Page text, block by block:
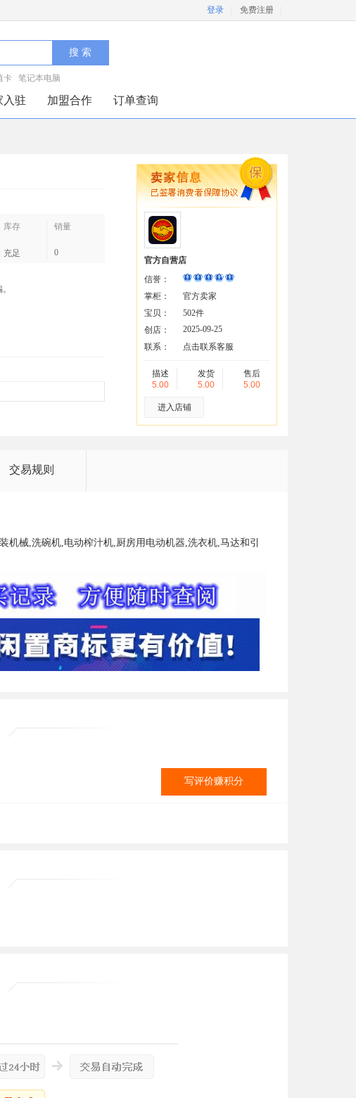
登录 免费注册
卡 笔记本电脑
入驻 加盟合作 订单查询
库存 销量
充足 0
官方自营店
信誉：
掌柜：
官方卖家
宝贝：
502件
创店：
2025-09-25
联系：
点击联系客服
描述
5.00
发货
5.00
售后
5.00
进入店铺
交易规则
机械,洗碗机,电动榨汁机,厨房用电动机器,洗衣机,马达和引
写评价赚积分